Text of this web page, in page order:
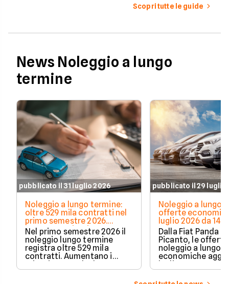
Scopri tutte le guide
News Noleggio a lungo
termine
pubblicato il 31 luglio 2026
Noleggio a lungo termine:
oltre 529 mila contratti nel
primo semestre 2026.
Crescono privati e auto
elettrificate
Nel primo semestre 2026 il
noleggio lungo termine
registra oltre 529 mila
contratti. Aumentano i
privati, cresce la durata
media e accelerano ibride
pubblicato il 29 luglio
Noleggio a lungo
offerte
luglio 2026 da
Dalla Fiat Panda
Picanto, le
noleggio a lungo
economiche
luglio 2026, con
partire da 148€ al